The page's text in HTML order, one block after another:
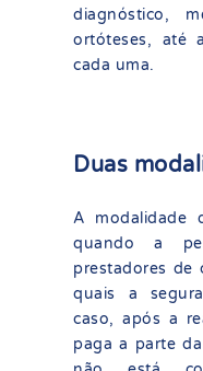
diagnóstico,
ortóteses, até
cada uma.
Duas
A modalidade
quando a
prestadores de
quais a
caso, após a
paga a parte